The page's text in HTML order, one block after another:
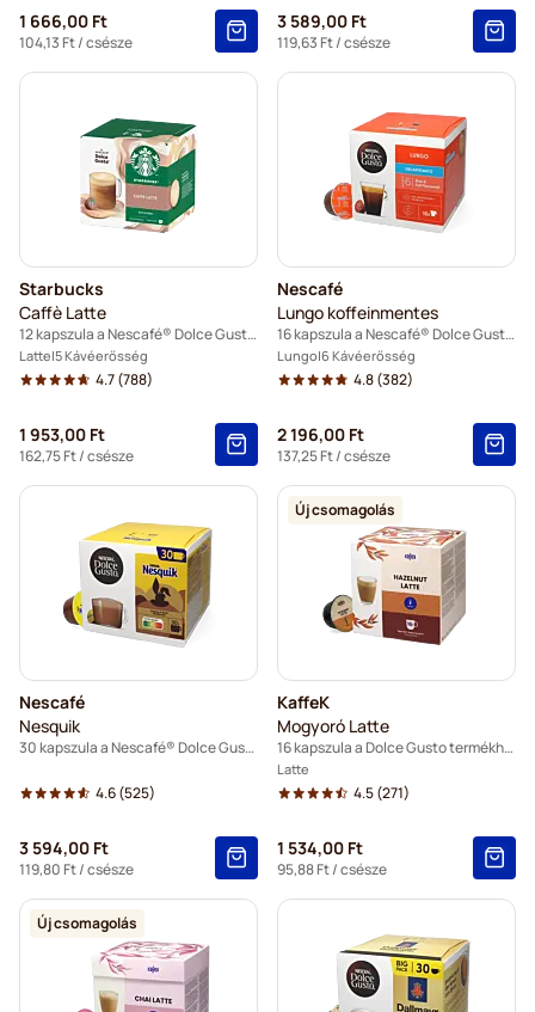
1 666,00 Ft
104,13 Ft/ csésze
3 589,00 Ft
119,63 Ft/ csésze
Starbucks
Caffè Latte
12 kapszula a Nescafé® Dolce Gusto termékhez
Latte 5 Kávéerősség
4.7(788)
1 953,00 Ft
162,75 Ft/ csésze
Nescafé
Lungo koffeinmentes
16 kapszula a Nescafé® Dolce Gusto termékhez
Lungo 6 Kávéerősség
4.8(382)
2 196,00 Ft
137,25 Ft/ csésze
Nescafé
Nesquik
30 kapszula a Nescafé® Dolce Gusto termékhez
4.6(525)
3 594,00 Ft
119,80 Ft/ csésze
Új csomagolás
KaffeK
Mogyoró Latte
16 kapszula a Dolce Gusto termékhez
Latte
4.5(271)
1 534,00 Ft
95,88 Ft/ csésze
Új csomagolás